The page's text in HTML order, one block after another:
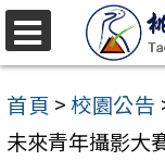
跳
至
主
要
首頁 >校園公告
未來青年攝影大
選
單